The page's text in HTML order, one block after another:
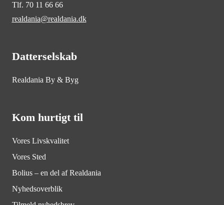
Tlf. 70 11 66 66
realdania@realdania.dk
Datterselskab
Realdania By & Byg
Kom hurtigt til
Vores Livskvalitet
Vores Sted
Bolius – en del af Realdania
Nyhedsoverblik